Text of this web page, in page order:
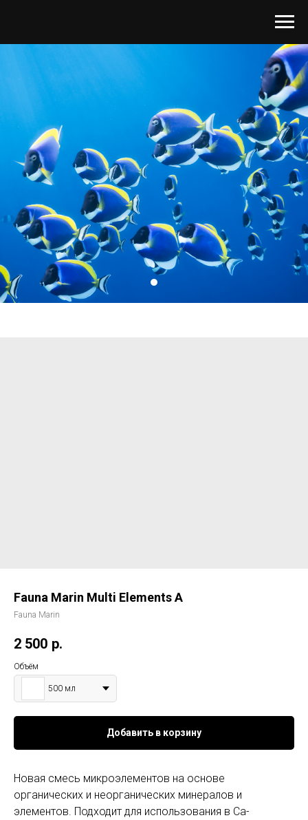
Fauna Marin Multi Elements A
Fauna Marin
2 500 р.
Объём
500 мл
Добавить в корзину
Новая смесь микроэлементов на основе
органических и неорганических минералов и
элементов. Подходит для использования в Ca-